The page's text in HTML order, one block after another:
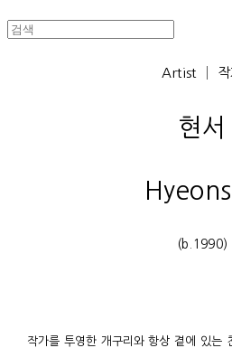
Artist │ 작
현서
(b.1990)
작가를 투영한 개구리와 항상 곁에 있는